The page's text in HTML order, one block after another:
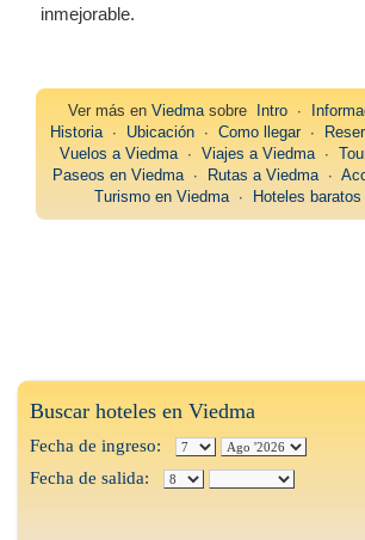
inmejorable.
Ver más en Viedmasobre Intro ∙
Historia∙ Ubicación ∙ Como llegar∙
Vuelos a Viedma∙ Viajes a Viedma∙
Paseos en Viedma∙ Rutas a Viedma∙
Turismo en Viedma∙ Hoteles
Buscar hoteles en Viedma
Fecha de ingreso:
Fecha de salida: